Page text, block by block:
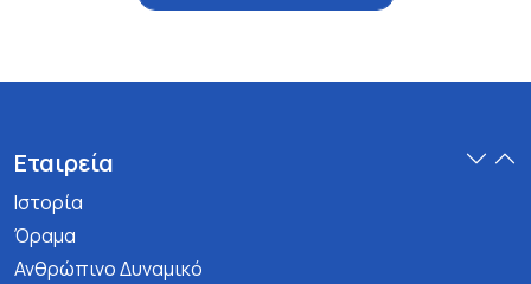
Εταιρεία
Ιστορία
Όραμα
Ανθρώπινο Δυναμικό